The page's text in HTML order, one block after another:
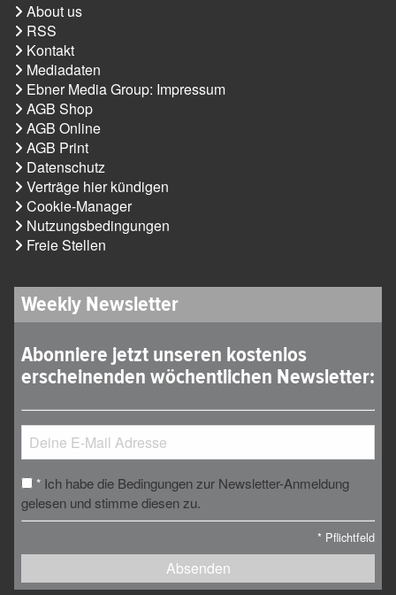
About us
RSS
Kontakt
Mediadaten
Ebner Media Group: Impressum
AGB Shop
AGB Online
AGB Print
Datenschutz
Verträge hier kündigen
Cookie-Manager
Nutzungsbedingungen
Freie Stellen
Weekly Newsletter
Abonniere jetzt unseren kostenlos
erscheinenden wöchentlichen Newsletter:
* Ich habe die Bedingungen zur Newsletter-Anmeldung
gelesen und stimme diesen zu.
* Pflichtfeld
Absenden